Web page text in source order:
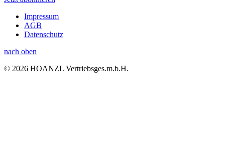
Impressum
AGB
Datenschutz
nach oben
© 2026 HOANZL Vertriebsges.m.b.H.